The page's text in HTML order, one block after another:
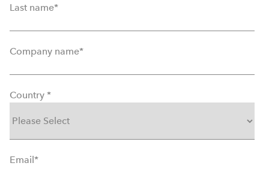
Last name*
Company name*
Country *
Email*